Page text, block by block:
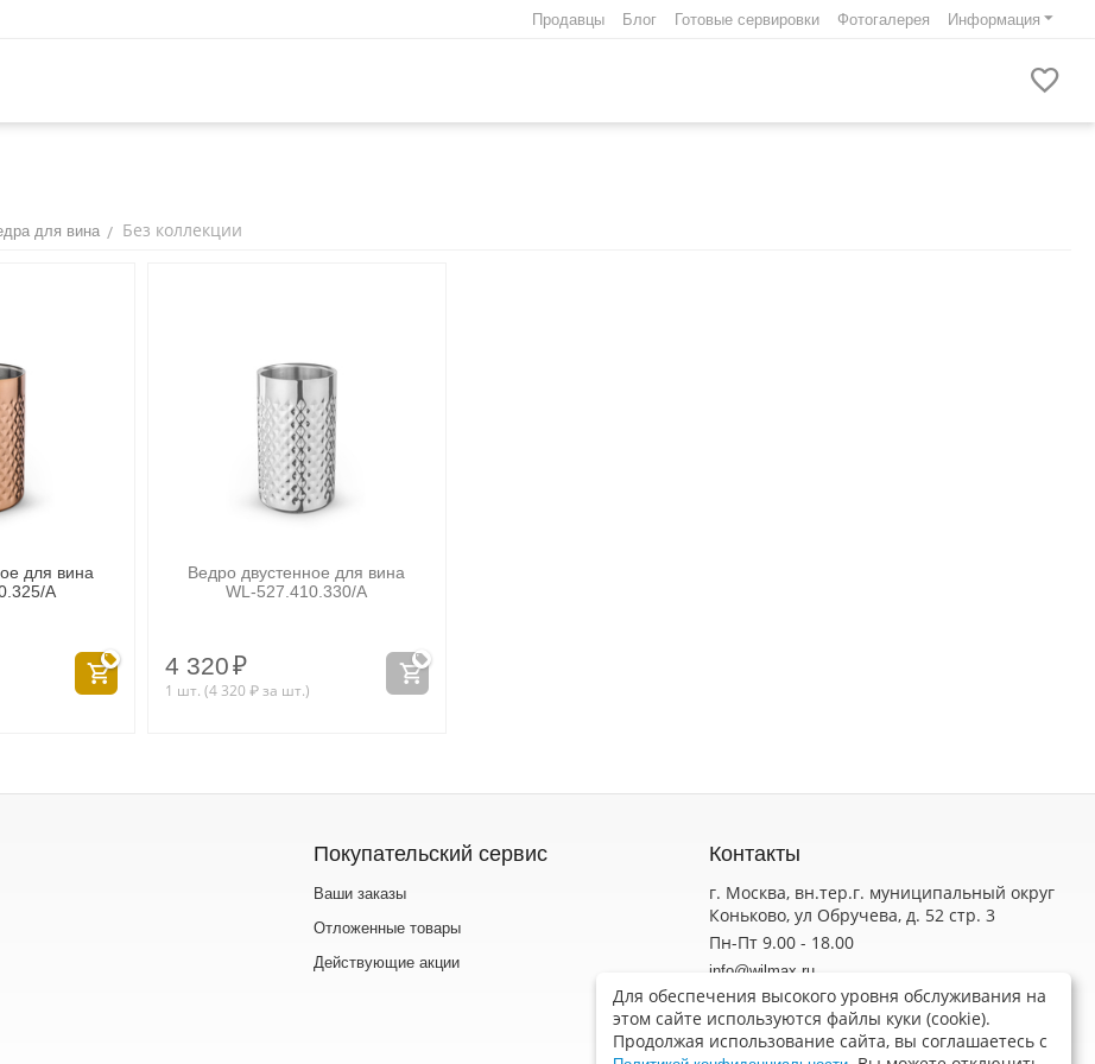
Продавцы Блог Готовые сервировки Фотогалерея Информация
для вина / Без коллекции
для вина
A
Ведро двустенное для вина
WL‑527.410.330/A
4 320₽
1 шт. (4 320 ₽за шт.)
Покупательский сервис
Ваши заказы
Отложенные товары
Действующие акции
Контакты
г. Москва, вн.тер.г. муниципальный округ
Коньково, ул Обручева, д. 52 стр. 3
Пн-Пт 9.00 - 18.00
info@wilmax.ru
Обратная связь
Вакансии
Контакты с продавцом
Для обеспечения высокого уровня обслуживания на
этом сайте используются файлы куки (cookie).
Продолжая использование сайта, вы соглашаетесь с